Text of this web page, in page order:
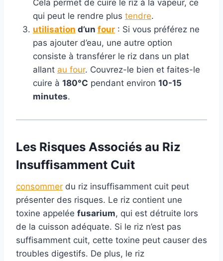
Cela permet de cuire le riz à la vapeur, ce
qui peut le rendre plus tendre.
utilisation d’un four : Si vous préférez ne
pas ajouter d’eau, une autre option
consiste à transférer le riz dans un plat
allant au four. Couvrez-le bien et faites-le
cuire à 180°C pendant environ 10-15
minutes.
Les Risques Associés au Riz
Insuffisamment Cuit
consommer du riz insuffisamment cuit peut
présenter des risques. Le riz contient une
toxine appelée fusarium, qui est détruite lors
de la cuisson adéquate. Si le riz n’est pas
suffisamment cuit, cette toxine peut causer des
troubles digestifs. De plus, le riz